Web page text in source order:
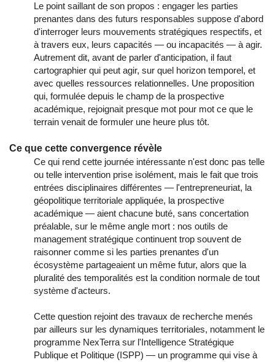
Le point saillant de son propos : engager les parties
prenantes dans des futurs responsables suppose d'abord
d'interroger leurs mouvements stratégiques respectifs, et
à travers eux, leurs capacités — ou incapacités — à agir.
Autrement dit, avant de parler d'anticipation, il faut
cartographier qui peut agir, sur quel horizon temporel, et
avec quelles ressources relationnelles. Une proposition
qui, formulée depuis le champ de la prospective
académique, rejoignait presque mot pour mot ce que le
terrain venait de formuler une heure plus tôt.
Ce que cette convergence révèle
Ce qui rend cette journée intéressante n'est donc pas telle
ou telle intervention prise isolément, mais le fait que trois
entrées disciplinaires différentes — l'entrepreneuriat, la
géopolitique territoriale appliquée, la prospective
académique — aient chacune buté, sans concertation
préalable, sur le même angle mort : nos outils de
management stratégique continuent trop souvent de
raisonner comme si les parties prenantes d'un
écosystème partageaient un même futur, alors que la
pluralité des temporalités est la condition normale de tout
système d'acteurs.
Cette question rejoint des travaux de recherche menés
par ailleurs sur les dynamiques territoriales, notamment le
programme NexTerra sur l'Intelligence Stratégique
Publique et Politique (ISPP) — un programme qui vise à